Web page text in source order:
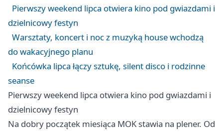
Pierwszy weekend lipca otwiera kino pod gwiazdami i
dzielnicowy festyn
Warsztaty, koncert i noc z muzyką house wchodzą
do wakacyjnego planu
Końcówka lipca łączy sztukę, silent disco i rodzinne
seanse
Pierwszy weekend lipca otwiera kino pod gwiazdami i
dzielnicowy festyn
Na dobry początek miesiąca MOK stawia na plener. Od